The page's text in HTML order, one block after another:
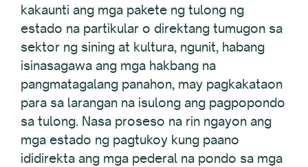
kakaunti ang mga pakete ng tulong ng
estado na partikular o direktang tumugon sa
sektor ng sining at kultura, ngunit, habang
isinasagawa ang mga hakbang na
pangmatagalang panahon, may pagkakataon
para sa larangan na isulong ang pagpopondo
sa tulong. Nasa proseso na rin ngayon ang
mga estado ng pagtukoy kung paano
ididirekta ang mga pederal na pondo sa mga